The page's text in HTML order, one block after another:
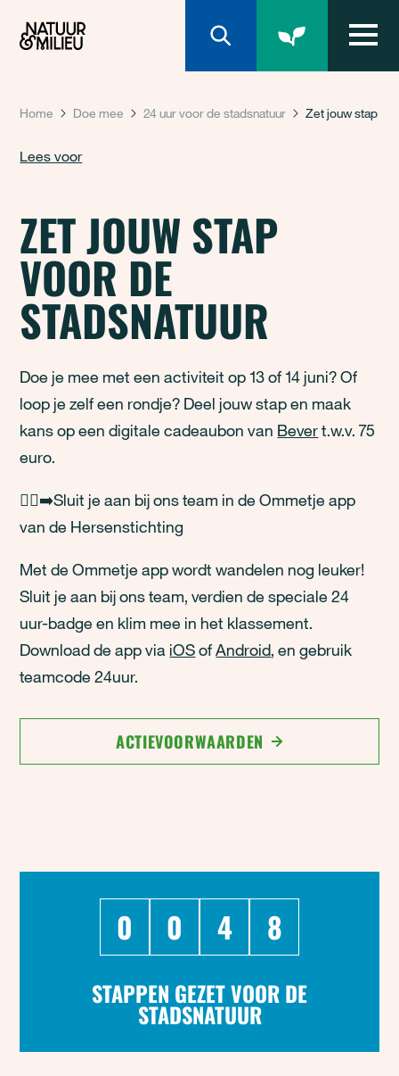
Home Doe mee 24 uur voor de stadsnatuur Zet jouw stap
Lees voor
ZET JOUW STAP
VOOR DE
STADSNATUUR
Doe je mee met een activiteit op 13 of 14 juni? Of
loop je zelf een rondje? Deel jouw stap en maak
kans op een digitale cadeaubon van Bevert.w.v. 75
euro.
🚶‍♀️‍➡️Sluit je aan bij ons team in de Ommetje app
van de Hersenstichting
Met de Ommetje app wordt wandelen nog leuker!
Sluit je aan bij ons team, verdien de speciale 24
uur-badge en klim mee in het klassement.
Download de app via iOSofAndroid, en gebruik
teamcode 24uur.
ACTIEVOORWAARDEN
0 0 4 8
STAPPEN GEZET VOOR DE
STADSNATUUR